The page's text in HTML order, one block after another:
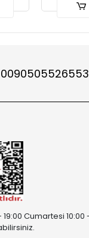
Cumartesi 10:00